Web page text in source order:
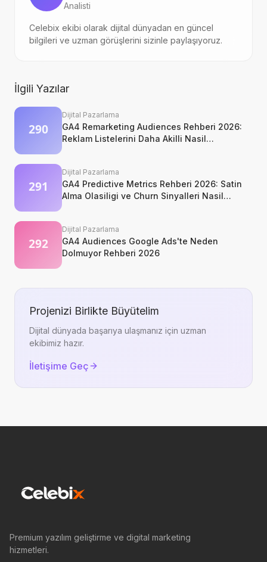
Analisti
Celebix ekibi olarak dijital dünyadan en güncel
bilgileri ve uzman görüşlerini sizinle paylaşıyoruz.
İlgili Yazılar
Dijital Pazarlama
GA4 Remarketing Audiences Rehberi 2026:
Reklam Listelerini Daha Akilli Nasil
Dijital Pazarlama
GA4 Predictive Metrics Rehberi 2026: Satin
Alma Olasiligi ve Churn Sinyalleri Nasil
Dijital Pazarlama
GA4 Audiences Google Ads'te Neden
Dolmuyor Rehberi 2026
Projenizi Birlikte Büyütelim
Dijital dünyada başarıya ulaşmanız için uzman
ekibimiz hazır.
İletişime Geç
Premium yazılım geliştirme ve digital marketing
hizmetleri.